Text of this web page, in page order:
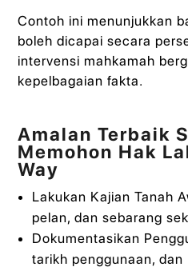
Contoh ini menunjukkan
boleh dicapai secara
intervensi mahkamah
kepelbagaian fakta.
Amalan Terbaik
Memohon Hak
Way
Lakukan Kajian Tanah
pelan, dan sebarang
Dokumentasikan
tarikh penggunaan,